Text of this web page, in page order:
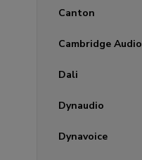
Canton
Cambridge Audio
Dali
Dynaudio
Dynavoice